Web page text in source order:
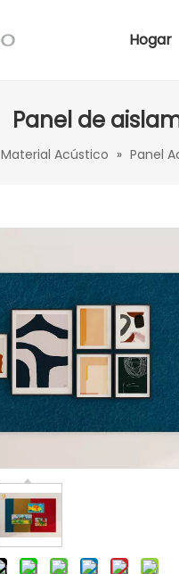
Hogar
Panel de
Material Acústico » Panel